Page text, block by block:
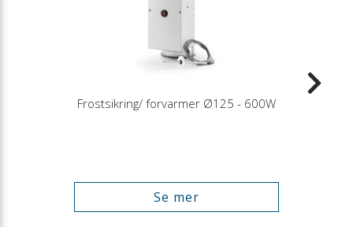
Frostsikring/ forvarmer Ø125 - 600W
Se mer